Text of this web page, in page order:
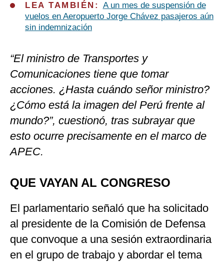
LEA TAMBIÉN: A un mes de suspensión de
vuelos en Aeropuerto Jorge Chávez pasajeros aún
sin indemnización
“El ministro de Transportes y
Comunicaciones tiene que tomar
acciones. ¿Hasta cuándo señor ministro?
¿Cómo está la imagen del Perú frente al
mundo?”, cuestionó, tras subrayar que
esto ocurre precisamente en el marco de
APEC.
QUE VAYAN AL CONGRESO
El parlamentario señaló que ha solicitado
al presidente de la Comisión de Defensa
que convoque a una sesión extraordinaria
en el grupo de trabajo y abordar el tema